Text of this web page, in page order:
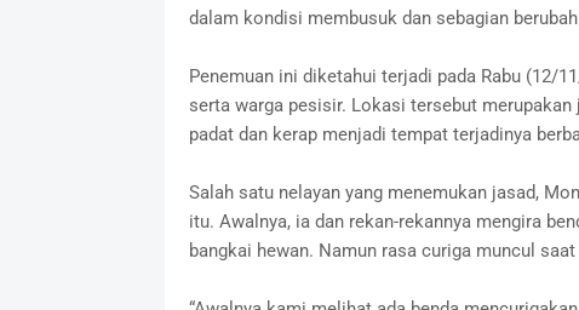
dalam kondisi membusuk dan sebagian
Penemuan ini diketahui terjadi pada Rabu (12/
serta warga pesisir. Lokasi tersebut
padat dan kerap menjadi tempat terjadinya
Salah satu nelayan yang menemukan jasad,
itu. Awalnya, ia dan rekan-rekannya mengira
bangkai hewan. Namun rasa curiga muncul